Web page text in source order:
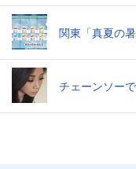
関東「真夏の
チェーンソー